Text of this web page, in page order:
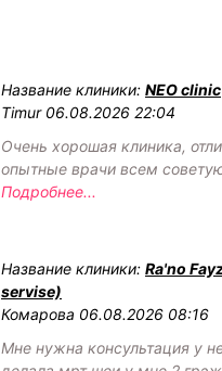
Название клиники: NEO clinic
Timur 06.08.2026 22:04
Очень хорошая клиника,
опытные врачи всем
Подробнее...
Название клиники: Ra'no
servise)
Комарова 06.08.2026 08:16
Мне нужна консультация у